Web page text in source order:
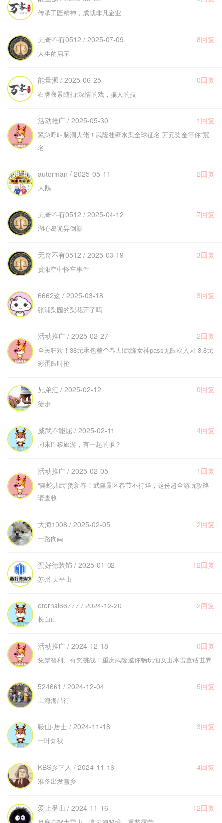
传承工匠精神，成就非凡企业
无奇不有0512 / 2025-07-09 8回复
人生的启示
能量源 / 2025-06-25 0回复
石牌夜景随拍:深情的戏，骗人的技
活动推广 / 2025-05-30 1回复
紧急呼叫脑洞大佬！武隆挂壁水渠全球征名 万元奖金等你“冠
名”
autorman / 2025-05-11 2回复
大鹅
无奇不有0512 / 2025-04-12 7回复
湖心岛诡异倒影
无奇不有0512 / 2025-03-19 3回复
贵阳空中怪车事件
6662这 / 2025-03-18 3回复
张浦梨园的梨花开了吗
活动推广 / 2025-02-27 2回复
全民狂欢！38元承包整个春天!武隆女神pass无限次入园 3.8元
彩蛋限时抢
兄弟汇 / 2025-02-12 0回复
徒步
威武不能屈 / 2025-02-11 4回复
周末巴黎旅游，有一起的嘛？
活动推广 / 2025-02-05 1回复
“隆蛇共武”贺新春！武隆景区春节不打烊，这份超全游玩攻略
请查收
大海1008 / 2025-02-05 2回复
一路向南
蛮好德装饰 / 2025-01-02 12回复
苏州·天平山
eternal66777 / 2024-12-20 2回复
长白山
活动推广 / 2024-12-18 0回复
免票福利、有奖挑战！重庆武隆邀你畅玩仙女山冰雪童话世界
524661 / 2024-12-04 5回复
上海海昌行
鞍山·居士 / 2024-11-18 3回复
一叶知秋
KBS乡下人 / 2024-11-16 4回复
准备出发雪乡
爱上登山 / 2024-11-16 12回复